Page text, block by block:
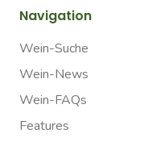
Navigation
Wein-Suche
Wein-News
Wein-FAQs
Features